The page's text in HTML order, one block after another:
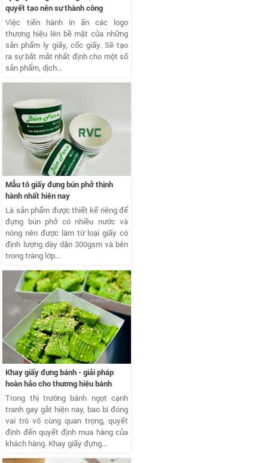
quyết tạo nên sự thành công
Việc tiến hành in ấn các logo
thương hiệu lên bề mặt của những
sản phẩm ly giấy, cốc giấy. Sẽ tạo
ra sự bắt mắt nhất định cho một số
sản phẩm, dịch...
Mẫu tô giấy đựng bún phở thịnh
hành nhất hiện nay
Là sản phẩm được thiết kế riêng để
đựng bún phở có nhiều nước và
nóng nên được làm từ loại giấy có
định lượng dày dặn 300gsm và bên
trong tráng lớp...
Khay giấy đựng bánh - giải pháp
hoàn hảo cho thương hiệu bánh
Trong thị trường bánh ngọt cạnh
tranh gay gắt hiện nay, bao bì đóng
vai trò vô cùng quan trọng, quyết
định đến quyết định mua hàng của
khách hàng. Khay giấy đựng...